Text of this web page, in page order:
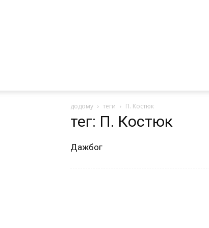
додому теги П. Костюк
тег: П. Костюк
Дажбог